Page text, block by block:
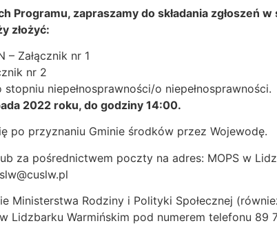
Programu, zapraszamy do składania zgłoszeń
złożyć:
– Załącznik nr 1
nr 2
niepełnosprawności/o niepełnosprawności.
2022 roku, do godziny 14:00.
po przyznaniu Gminie środków przez Wojewodę.
za pośrednictwem poczty na adres: MOPS w
Ministerstwa Rodziny i Polityki Społecznej
Lidzbarku Warmińskim pod numerem telefonu 89